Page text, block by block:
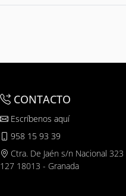
CONTACTO
Escríbenos aquí
958 15 93 39
Ctra. De Jaén s/n Nacional
127 18013 - Granada